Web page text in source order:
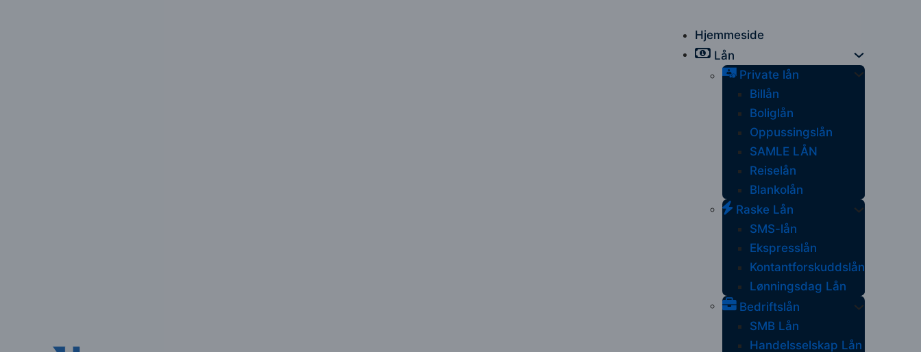
Hjemmeside
Lån
Private lån
Billån
Boliglån
Oppussingslån
SAMLE LÅN
Reiselån
Blankolån
Raske Lån
SMS-lån
Ekspresslån
Kontantforskuddslån
Lønningsdag Lån
Bedriftslån
SMB Lån
Handelsselskap Lån